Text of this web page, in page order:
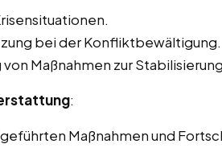
bei der Konfliktbewältigung.
Maßnahmen zur
:
Maßnahmen und